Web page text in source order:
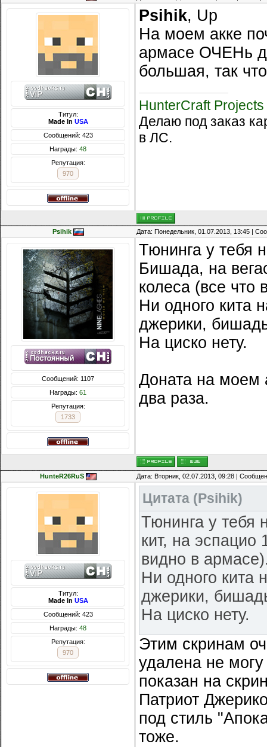
Титул:
Made In USA
Сообщений: 423
Награды: 48
Репутация:
970
Psihik, Up
На моем акке
армасе ОЧЕНь
большая, так
HunterCraft
Делаю под заказ
в ЛС.
Psihik Дата: Понедельник, 01.07.2013, 13:45 |
Сообщений: 1107
Награды: 61
Репутация:
1733
Тюнинга у тебя
Бишада, на
колеса (все что
Ни одного кита
джерики,
На циско нету.
Доната на моем
два раза.
HunteR26RuS Дата: Вторник, 02.07.2013, 09:28 |
Титул:
Made In USA
Сообщений: 423
Награды: 48
Репутация:
970
Цитата (Psihik)
Тюнинга у тебя
кит, на эспацио
видно в
Ни одного кита
джерики,
На циско нету.
Доната на моем
два раза.
Этим скринам
удалена не
показан на
Патриот
под стиль
тоже.